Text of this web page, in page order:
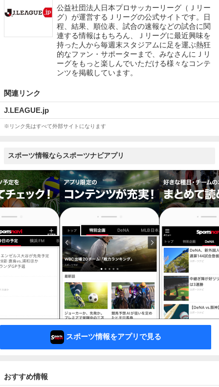
公益社団法人日本プロサッカーリーグ（Ｊリー
グ）が運営するＪリーグの公式サイトです。日
程、結果、順位表、試合の速報などの試合に関
連する情報はもちろん、Ｊリーグに最近興味を
持った人から毎週末スタジアムに足を運ぶ熱狂
的なファン・サポーターまで、みなさんにＪリ
ーグをもっと楽しんでいただける様々なコンテ
ンツを掲載しています。
関連リンク
J.LEAGUE.jp
※リンク先はすべて外部サイトになります
スポーツ情報ならスポーツナビアプリ
スポーツ情報をアプリで見る
おすすめ情報